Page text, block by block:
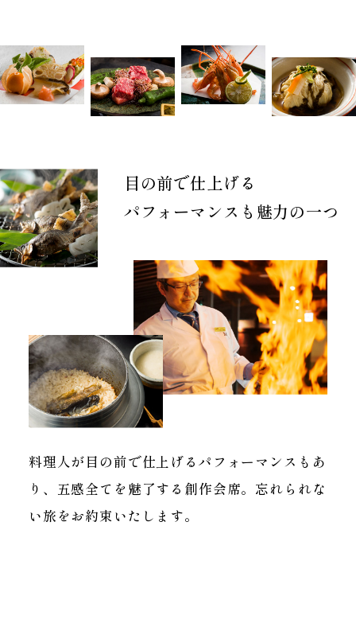
目の前で仕上げる
パフォーマンスも 魅力の一つ
料理人が目の前で仕上げるパフォーマンスもあ
り、五感全てを魅了する創作会席。忘れられな
い旅をお約束いたします。